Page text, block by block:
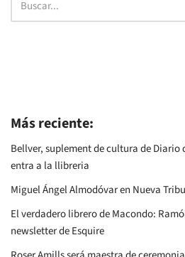
Más reciente:
Bellver, suplement de cultura de
entra a la llibreria
Miguel Ángel Almodóvar en Nueva
El verdadero librero de Macondo:
newsletter de Esquire